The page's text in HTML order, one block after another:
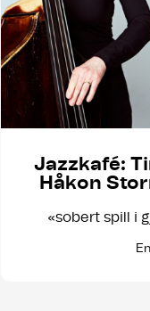
Jazzkafé:
Håkon
«sobert spill i